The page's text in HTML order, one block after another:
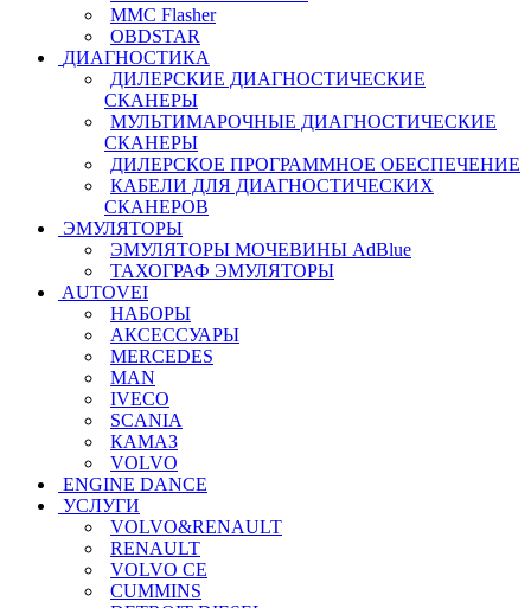
MMC Flasher
OBDSTAR
ДИАГНОСТИКА
ДИЛЕРСКИЕ ДИАГНОСТИЧЕСКИЕ
СКАНЕРЫ
МУЛЬТИМАРОЧНЫЕ ДИАГНОСТИЧЕСКИЕ
СКАНЕРЫ
ДИЛЕРСКОЕ ПРОГРАММНОЕ ОБЕСПЕЧЕНИЕ
КАБЕЛИ ДЛЯ ДИАГНОСТИЧЕСКИХ
СКАНЕРОВ
ЭМУЛЯТОРЫ
ЭМУЛЯТОРЫ МОЧЕВИНЫ АdBlue
ТАХОГРАФ ЭМУЛЯТОРЫ
AUTOVEI
НАБОРЫ
АКСЕССУАРЫ
MERCEDES
MAN
IVECO
SCANIA
КАМАЗ
VOLVO
ENGINE DANCE
УСЛУГИ
VOLVO&RENAULT
RENAULT
VOLVO CE
CUMMINS